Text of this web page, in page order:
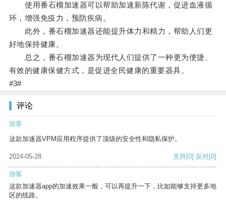
使用番石榴加速器可以帮助加速新陈代谢，促进血液循
环，增强免疫力，预防疾病。
此外，番石榴加速器还能提升体力和精力，帮助人们更
好地保持健康。
总之，番石榴加速器为现代人们提供了一种更为便捷、
有效的健康保健方式，是促进全民健康的重要器具。
#3#
评论
游客
这款加速器VPM应用程序提供了顶级的安全性和隐私保护。
2024-05-28 支持[0] 反对[0]
游客
这款加速器app的加速效果一般，可以再提升一下，比如能够支持更多地
区的线路。